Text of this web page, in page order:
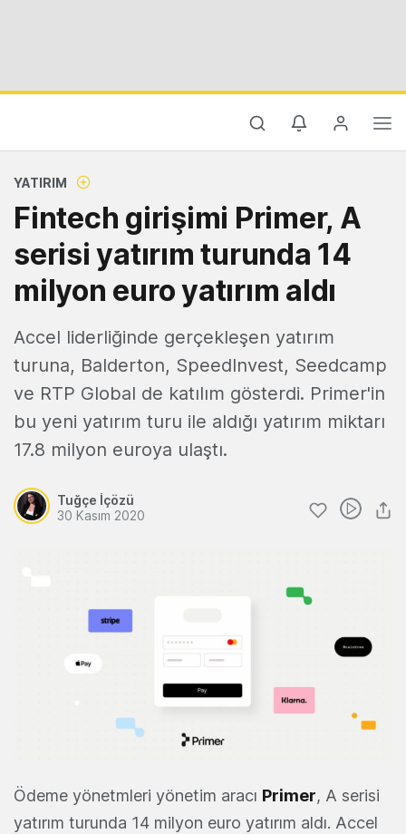
YATIRIM
Fintech girişimi Primer, A
serisi yatırım turunda 14
milyon euro yatırım aldı
Accel liderliğinde gerçekleşen yatırım
turuna, Balderton, SpeedInvest, Seedcamp
ve RTP Global de katılım gösterdi. Primer'in
bu yeni yatırım turu ile aldığı yatırım miktarı
17.8 milyon euroya ulaştı.
Tuğçe İçözü
30 Kasım 2020
Ödeme yönetmleri yönetim aracı Primer, A serisi
yatırım turunda 14 milyon euro yatırım aldı. Accel